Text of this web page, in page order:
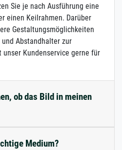
Sie je nach Ausführung eine
einen Keilrahmen. Darüber
Gestaltungsmöglichkeiten
Abstandhalter zur
Kundenservice gerne für
ob das Bild in meinen
Medium?